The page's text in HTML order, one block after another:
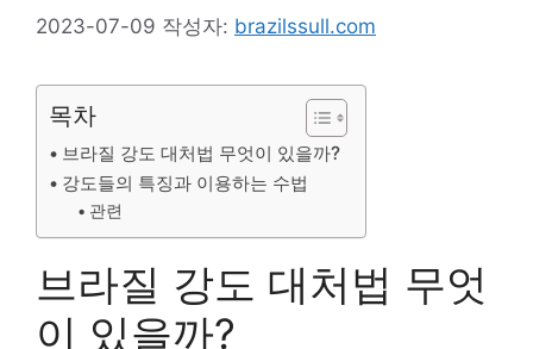
2023-07-09 작성자: brazilssull.com
목차
브라질 강도 대처법 무엇이 있을까?
강도들의 특징과 이용하는 수법
관련
브라질 강도 대처법 무엇
이 있을까?